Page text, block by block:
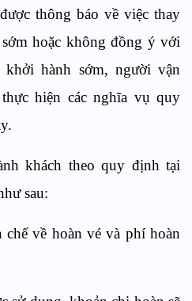
thông báo về việc thay
hoặc không đồng ý với
hành sớm, người vận
hiện các nghĩa vụ quy
khách theo quy định tại
sau:
về hoàn vé và phí hoàn